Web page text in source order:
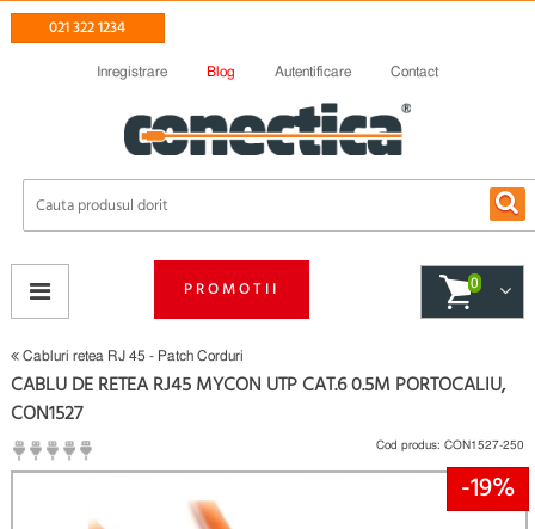
021 322 1234
Inregistrare Blog Autentificare Contact
PROMOTII 0
Cabluri retea RJ 45 - Patch Corduri
-19%
CABLU DE RETEA RJ45 MYCON UTP CAT.6 0.5M PORTOCALIU,
CON1527
(
Cod produs: CON1527-250